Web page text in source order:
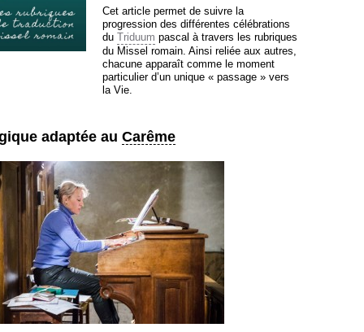
Cet article permet de suivre la
progression des différentes célébrations
du Triduum pascal à travers les rubriques
du Missel romain. Ainsi reliée aux autres,
chacune apparaît comme le moment
particulier d’un unique « passage » vers
la Vie.
adaptée au Carême